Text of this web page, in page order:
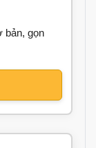
bản, gọn